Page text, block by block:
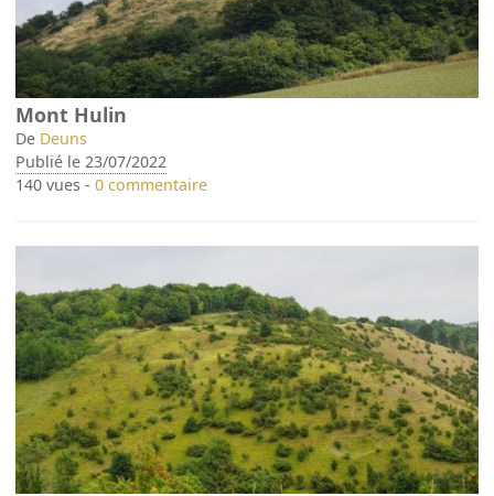
Mont Hulin
De Deuns
Publié le 23/07/2022
140 vues -0 commentaire